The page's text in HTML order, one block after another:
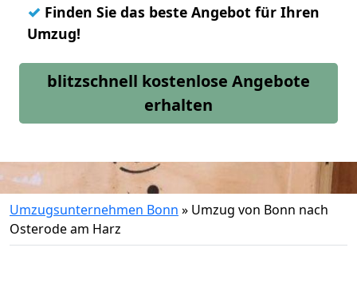
✓ Finden Sie das beste Angebot für Ihren
Umzug!
blitzschnell kostenlose Angebote
erhalten
Umzugsunternehmen Bonn » Umzug von Bonn nach
Osterode am Harz